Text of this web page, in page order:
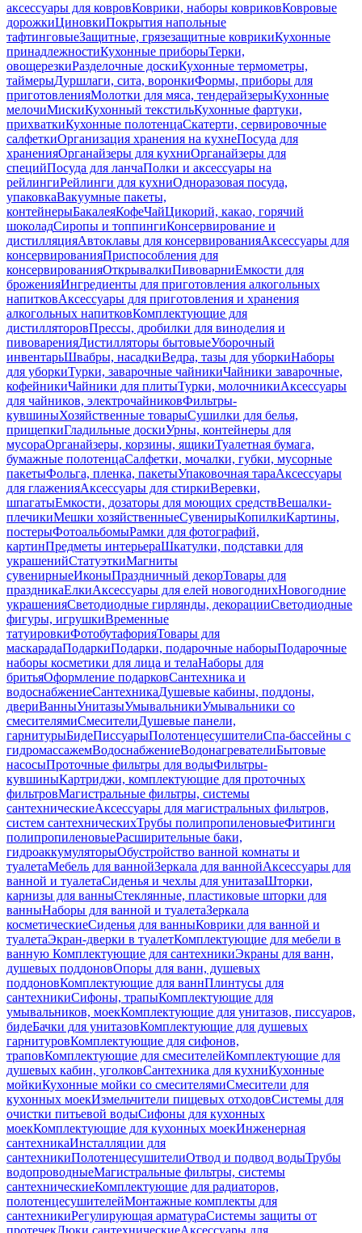
аксессуары для ковровКоврики, наборы ковриковКовровые
дорожкиЦиновкиПокрытия напольные
тафтинговыеЗащитные, грязезащитные коврикиКухонные
принадлежностиКухонные приборыТерки,
овощерезкиРазделочные доскиКухонные термометры,
таймерыДуршлаги, сита, воронкиФормы, приборы для
приготовленияМолотки для мяса, тендерайзерыКухонные
мелочиМискиКухонный текстильКухонные фартуки,
прихваткиКухонные полотенцаСкатерти, сервировочные
салфеткиОрганизация хранения на кухнеПосуда для
храненияОрганайзеры для кухниОрганайзеры для
специйПосуда для ланчаПолки и аксессуары на
рейлингиРейлинги для кухниОдноразовая посуда,
упаковкаВакуумные пакеты,
контейнерыБакалеяКофеЧайЦикорий, какао, горячий
шоколадСиропы и топпингиКонсервирование и
дистилляцияАвтоклавы для консервированияАксессуары для
консервированияПриспособления для
консервированияОткрывалкиПивоварниЕмкости для
броженияИнгредиенты для приготовления алкогольных
напитковАксессуары для приготовления и хранения
алкогольных напитковКомплектующие для
дистилляторовПрессы, дробилки для виноделия и
пивоваренияДистилляторы бытовыеУборочный
инвентарьШвабры, насадкиВедра, тазы для уборкиНаборы
для уборкиТурки, заварочные чайникиЧайники заварочные,
кофейникиЧайники для плитыТурки, молочникиАксессуары
для чайников, электрочайниковФильтры-
кувшиныХозяйственные товарыСушилки для белья,
прищепкиГладильные доскиУрны, контейнеры для
мусораОрганайзеры, корзины, ящикиТуалетная бумага,
бумажные полотенцаСалфетки, мочалки, губки, мусорные
пакетыФольга, пленка, пакетыУпаковочная тараАксессуары
для глаженияАксессуары для стиркиВеревки,
шпагатыЕмкости, дозаторы для моющих средствВешалки-
плечикиМешки хозяйственныеСувенирыКопилкиКартины,
постерыФотоальбомыРамки для фотографий,
картинПредметы интерьераШкатулки, подставки для
украшенийСтатуэткиМагниты
сувенирныеИконыПраздничный декорТовары для
праздникаЕлкиАксессуары для елей новогоднихНовогодние
украшенияСветодиодные гирлянды, декорацииСветодиодные
фигуры, игрушкиВременные
татуировкиФотобутафорияТовары для
маскарадаПодаркиПодарки, подарочные наборыПодарочные
наборы косметики для лица и телаНаборы для
бритьяОформление подарковСантехника и
водоснабжениеСантехникаДушевые кабины, поддоны,
двериВанныУнитазыУмывальникиУмывальники со
смесителямиСмесителиДушевые панели,
гарнитурыБидеПиссуарыПолотенцесушителиСпа-бассейны с
гидромассажемВодоснабжениеВодонагревателиБытовые
насосыПроточные фильтры для водыФильтры-
кувшиныКартриджи, комплектующие для проточных
фильтровМагистральные фильтры, системы
сантехническиеАксессуары для магистральных фильтров,
систем сантехническихТрубы полипропиленовыеФитинги
полипропиленовыеРасширительные баки,
гидроаккумуляторыОбустройство ванной комнаты и
туалетаМебель для ваннойЗеркала для ваннойАксессуары для
ванной и туалетаСиденья и чехлы для унитазаШторки,
карнизы для ванныСтеклянные, пластиковые шторки для
ванныНаборы для ванной и туалетаЗеркала
косметическиеСиденья для ванныКоврики для ванной и
туалетаЭкран-дверки в туалетКомплектующие для мебели в
ванную Комплектующие для сантехникиЭкраны для ванн,
душевых поддоновОпоры для ванн, душевых
поддоновКомплектующие для ваннПлинтусы для
сантехникиСифоны, трапыКомплектующие для
умывальников, моекКомплектующие для унитазов, писсуаров,
бидеБачки для унитазовКомплектующие для душевых
гарнитуровКомплектующие для сифонов,
траповКомплектующие для смесителейКомплектующие для
душевых кабин, уголковСантехника для кухниКухонные
мойкиКухонные мойки со смесителямиСмесители для
кухонных моекИзмельчители пищевых отходовСистемы для
очистки питьевой водыСифоны для кухонных
моекКомплектующие для кухонных моекИнженерная
сантехникаИнсталляции для
сантехникиПолотенцесушителиОтвод и подвод водыТрубы
водопроводныеМагистральные фильтры, системы
сантехническиеКомплектующие для радиаторов,
полотенцесушителейМонтажные комплекты для
сантехникиРегулирующая арматураСистемы защиты от
протечекЛюки сантехническиеАксессуары для